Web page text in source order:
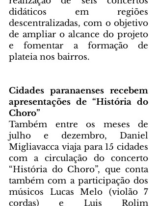
didáticos em regiões
descentralizadas, com o objetivo
de ampliar o alcance do projeto
e fomentar a formação de
plateia nos bairros.
Cidades paranaenses recebem
apresentações de “História do
Choro”
Também entre os meses de
julho e dezembro, Daniel
Migliavacca viaja para 15 cidades
com a circulação do concerto
“História do Choro”, que conta
também com a participação dos
músicos Lucas Melo (violão 7
cordas) e Luis Rolim